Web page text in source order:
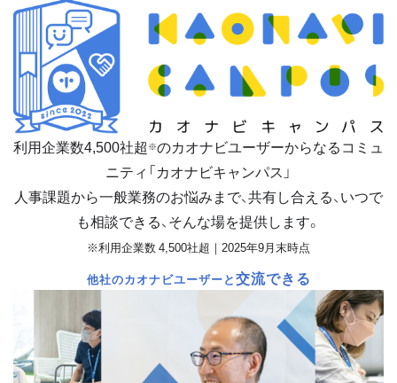
利用企業数4,500社超 ※のカオナビユーザーからなるコミュ
ニティ「カオナビキャンパス」
人事課題から一般業務のお悩みまで、共有し合える、いつで
も相談できる、そんな場を提供します。
※利用企業数 4,500社超｜2025年9月末時点
他社のカオナビユーザーと交流できる